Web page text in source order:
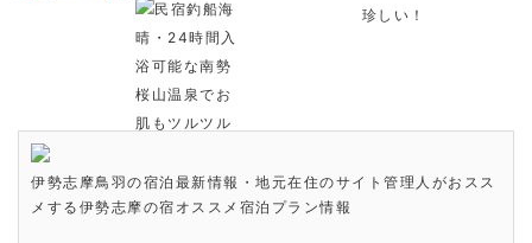
伊勢志摩鳥羽の宿泊最新情報・地元在住のサイト管理人がおスス
メする伊勢志摩の宿オススメ宿泊プラン情報